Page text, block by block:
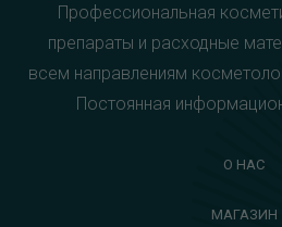
Профессиональная
препараты и расходные
всем направлениям
Постоянная
О НАС
МАГАЗИН